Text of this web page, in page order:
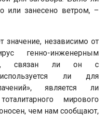
или занесено ветром, –
значение, независимо от
генно-инженерным
связан ли он с
ли для
является ли
мирового
чем нам сообщают,